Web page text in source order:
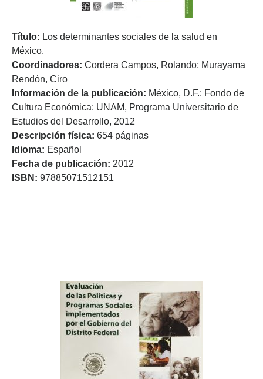
Título: Los determinantes sociales de la salud en
México.
Coordinadores: Cordera Campos, Rolando; Murayama
Rendón, Ciro
Información de la publicación: México, D.F.: Fondo de
Cultura Económica: UNAM, Programa Universitario de
Estudios del Desarrollo, 2012
Descripción física: 654 páginas
Idioma: Español
Fecha de publicación: 2012
ISBN: 97885071512151